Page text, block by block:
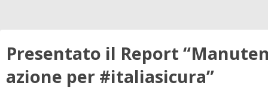
Presentato il Report
azione per #italiasicura”